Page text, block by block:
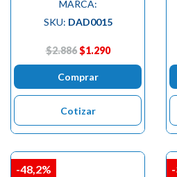
MARCA:
SKU: DAD0015
$2.886 $1.290
Comprar
Cotizar
-48,2%